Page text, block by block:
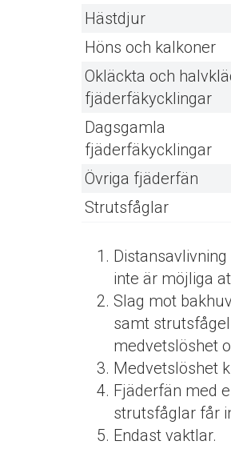
Hästdjur
Höns och kalkoner
Okläckta och
fjäderfäkycklingar
Dagsgamla
fjäderfäkycklingar
Övriga fjäderfän
Strutsfåglar
inte är möjliga
Slag mot
samt
medvetslöshet
Medvetslöshet
Fjäderfän med
strutsfåglar får
Endast vaktlar.